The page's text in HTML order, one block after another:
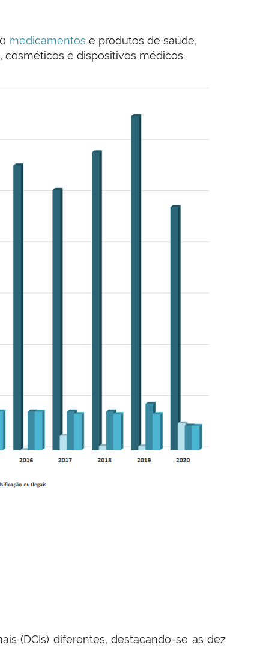
medicamentos e produtos de saúde,
cosméticos e dispositivos médicos.
(DCIs) diferentes, destacando-se as dez